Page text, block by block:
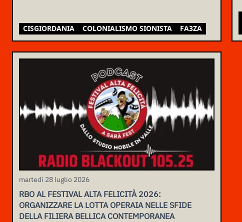
CISGIORDANIA COLONIALISMO SIONISTA FA3ZA
martedì 28 luglio 2026
RBO AL FESTIVAL ALTA FELICITÀ 2026:
ORGANIZZARE LA LOTTA OPERAIA NELLE SFIDE
DELLA FILIERA BELLICA CONTEMPORANEA